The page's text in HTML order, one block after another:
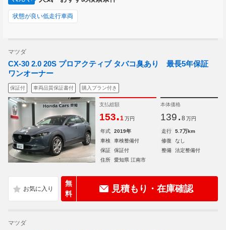
状態が良い低走行車両
マツダ
CX-30 2.0 20S プロアクティブ タバコ臭あり 最長5年保証
ワンオーナー
保証付 車両品質保証書付 購入プラン付き
支払総額
153.1 万円
本体価格
139. 8 万円
年式 2019年 走行
5.7万km
車検
車検整備付 修復
なし
保証
保証付 整備
法定整備付
住所
愛知県 江南市
無
料
見積もり・在庫確認
マツダ